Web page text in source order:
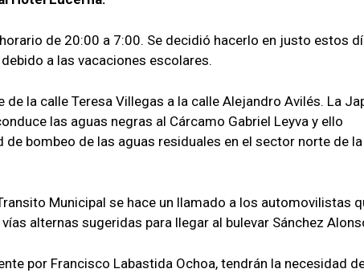
de 20:00 a 7:00. Se decidió hacerlo en justo estos
a las vacaciones escolares.
la calle Teresa Villegas a la calle Alejandro Avilés. La
las aguas negras al Cárcamo Gabriel Leyva y ello
bombeo de las aguas residuales en el sector norte de la
Municipal se hace un llamado a los automovilistas
alternas sugeridas para llegar al bulevar Sánchez
por Francisco Labastida Ochoa, tendrán la necesidad